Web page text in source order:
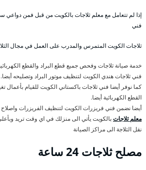
إذا لم تتعامل مع معلم ثلاجات بالكويت من قبل فمن دواعي
فني
ثلاجات الكويت المتمرس والمدرب على العمل في مجال
خدمة صيانة ثلاجات وفحص جميع قطع البراد والقطع
فني ثلاجات هندي الكويت لتنظيف موتور البراد وتصليحه أيضا.
كما نوفر أيضا فني ثلاجات باكستاني الكويت للقيام بأعمال
القطع الكهربائية أيضا.
أيضا نضمن فني فريزرات الكويت لتنظيف الفريزرات
معلم ثلاجاتبالكويت يأتي الى منزلك في اي وقت تريد
نقل الثلاجة الى مراكز الصيانة
مصلح ثلاجات 24 ساعة